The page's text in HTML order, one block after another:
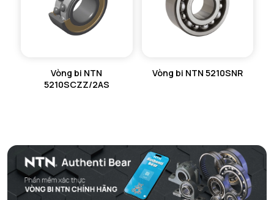
Vòng bi NTN
5210SCZZ/2AS
Vòng bi NTN 5210SNR